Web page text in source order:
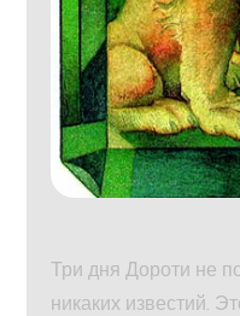
Три дня Дороти не
никаких известий.